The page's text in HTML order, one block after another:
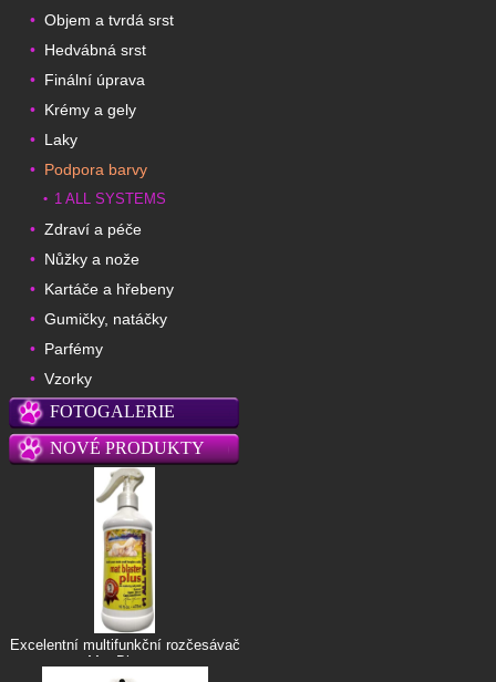
• Objem a tvrdá srst
• Hedvábná srst
• Finální úprava
• Krémy a gely
• Laky
• Podpora barvy
• 1 ALL SYSTEMS
• Zdraví a péče
• Nůžky a nože
• Kartáče a hřebeny
• Gumičky, natáčky
• Parfémy
• Vzorky
FOTOGALERIE
NOVÉ PRODUKTY
Excelentní multifunkční rozčesávač
Mat Blaster